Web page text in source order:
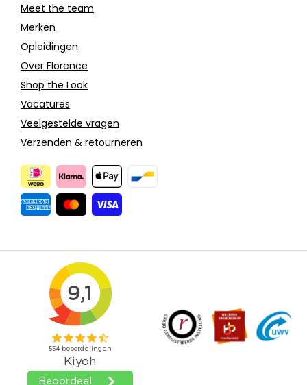
Meet the team
Merken
Opleidingen
Over Florence
Shop the Look
Vacatures
Veelgestelde vragen
Verzenden & retourneren